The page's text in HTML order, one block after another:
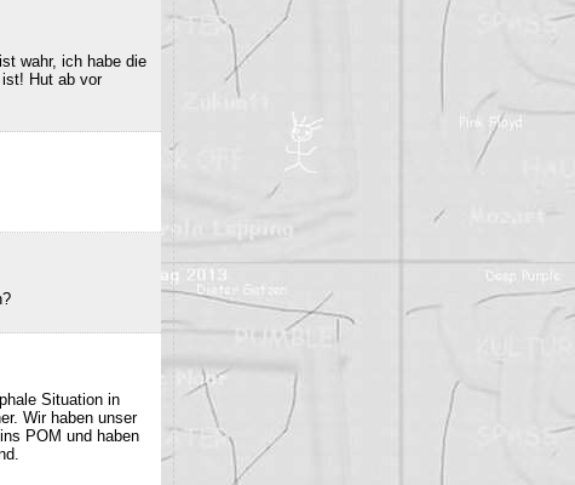
wahr, ich habe die
Hut ab vor
Situation in
Wir haben unser
POM und haben